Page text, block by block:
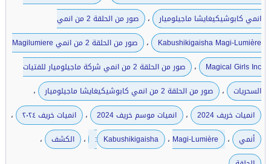
انمي كابوشيكيغايشا ماجيلوميار
،
صور من الحلقة 2 من انمي
Kabushikigaisha Magi-Lumière
،
صور من الحلقة 2 من انمي Magilumiere
Magical Girls Inc
،
صور من الحلقة 2 من انمي شركة ماجيلوميار للفتيات
السحريات
، صور من الحلقة 2 من انمي كابوشيكيغايشا ماجيلوميار ،
انميات خريف 2024 ، انميات موسم خريف 2024 ، انميات خريف ٢٠٢٤ ،
أنمي ، Kabushikigaisha ، Magi-Lumière: ، الكشف ،